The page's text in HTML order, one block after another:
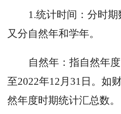
1.统计时间：分时
又分自然年和学年。
自然年：指自然年
至2022年12月31日。如
然年度时期统计汇总数。